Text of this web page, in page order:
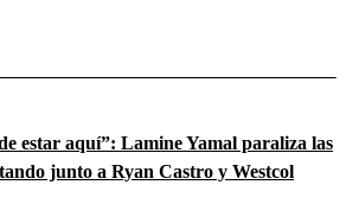
estar aquí”: Lamine Yamal paraliza las
junto a Ryan Castro y Westcol